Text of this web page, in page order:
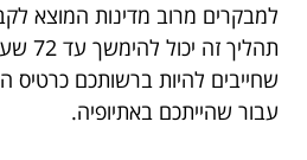
למבקרים מרוב מדינות המוצא
שחייבים להיות ברשותכם כרטיס
עבור שהייתכם באתיופיה.